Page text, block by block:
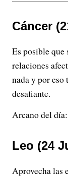
Cáncer
Es posible que
relaciones
nada y por
desafiante.
Arcano del
Leo (24
Aprovecha las